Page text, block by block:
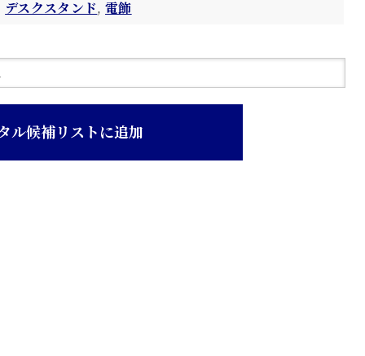
デスクスタンド,電飾
ル候補リストに追加